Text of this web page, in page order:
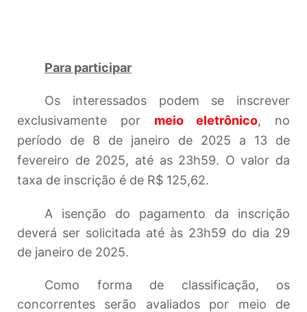
Para participar
Os interessados podem se inscrever
exclusivamente por meio eletrônico, no
período de 8 de janeiro de 2025 a 13 de
fevereiro de 2025, até as 23h59. O valor da
taxa de inscrição é de R$ 125,62.
A isenção do pagamento da inscrição
deverá ser solicitada até às 23h59 do dia 29
de janeiro de 2025.
Como forma de classificação, os
concorrentes serão avaliados por meio de